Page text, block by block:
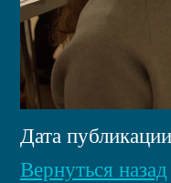
Дата
Вернуться назад